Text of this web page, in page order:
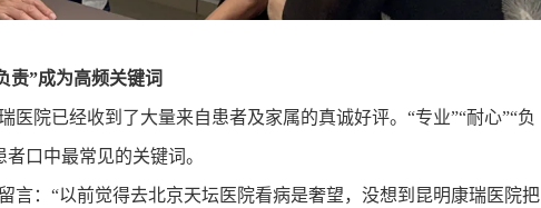
责”成为高频关键词
医院已经收到了大量来自患者及家属的真诚好评。“专业”“耐心”“负
口中最常见的关键词。
言：“以前觉得去北京天坛医院看病是奢望，没想到昆明康瑞医院把